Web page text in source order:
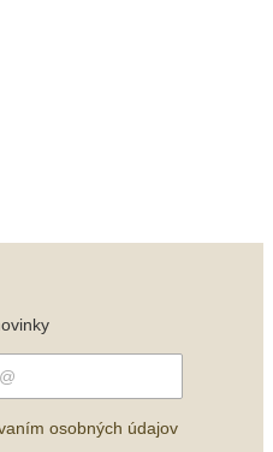
osobných údajov